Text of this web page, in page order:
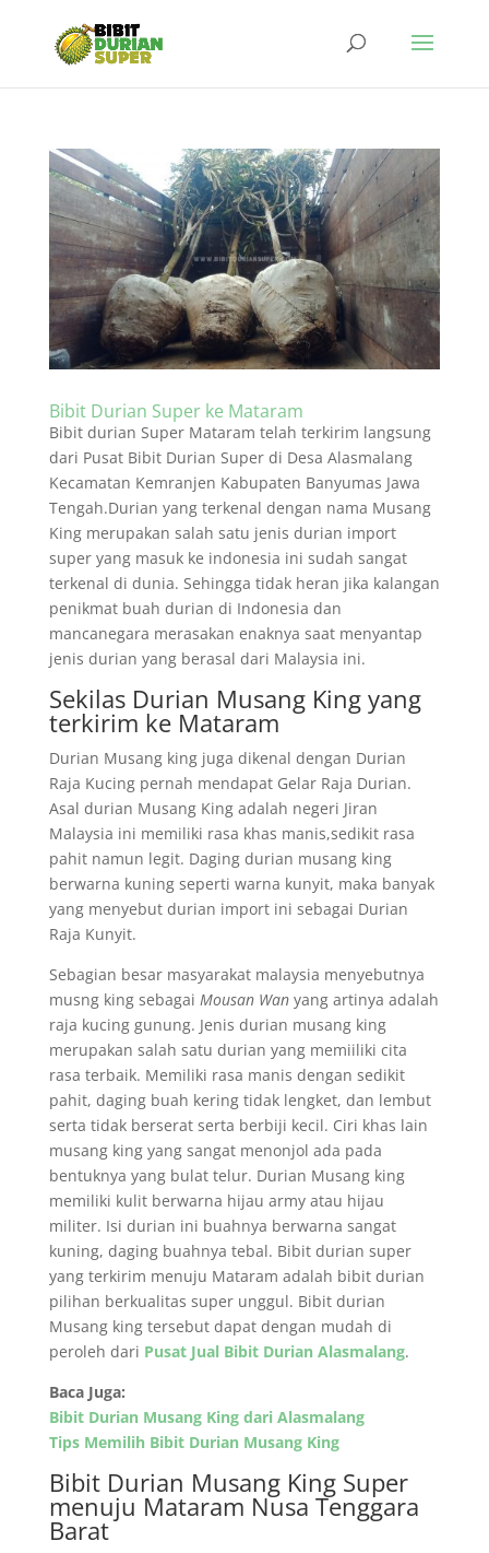
Bibit Durian Super ke Mataram
Bibit durian Super Mataram telah terkirim langsung
dari Pusat Bibit Durian Super di Desa Alasmalang
Kecamatan Kemranjen Kabupaten Banyumas Jawa
Tengah.Durian yang terkenal dengan nama Musang
King merupakan salah satu jenis durian import
super yang masuk ke indonesia ini sudah sangat
terkenal di dunia. Sehingga tidak heran jika kalangan
penikmat buah durian di Indonesia dan
mancanegara merasakan enaknya saat menyantap
jenis durian yang berasal dari Malaysia ini.
Sekilas Durian Musang King yang
terkirim ke Mataram
Durian Musang king juga dikenal dengan Durian
Raja Kucing pernah mendapat Gelar Raja Durian.
Asal durian Musang King adalah negeri Jiran
Malaysia ini memiliki rasa khas manis,sedikit rasa
pahit namun legit. Daging durian musang king
berwarna kuning seperti warna kunyit, maka banyak
yang menyebut durian import ini sebagai Durian
Raja Kunyit.
Sebagian besar masyarakat malaysia menyebutnya
musng king sebagai Mousan Wanyang artinya adalah
raja kucing gunung. Jenis durian musang king
merupakan salah satu durian yang memiiliki cita
rasa terbaik. Memiliki rasa manis dengan sedikit
pahit, daging buah kering tidak lengket, dan lembut
serta tidak berserat serta berbiji kecil. Ciri khas lain
musang king yang sangat menonjol ada pada
bentuknya yang bulat telur. Durian Musang king
memiliki kulit berwarna hijau army atau hijau
militer. Isi durian ini buahnya berwarna sangat
kuning, daging buahnya tebal. Bibit durian super
yang terkirim menuju Mataram adalah bibit durian
pilihan berkualitas super unggul. Bibit durian
Musang king tersebut dapat dengan mudah di
peroleh dari Pusat Jual Bibit Durian Alasmalang.
Baca Juga:
Bibit Durian Musang King dari Alasmalang
Tips Memilih Bibit Durian Musang King
Bibit Durian Musang King Super
menuju Mataram Nusa Tenggara
Barat